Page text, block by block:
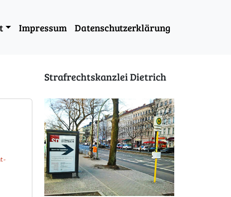
Impressum Datenschutzerklärung
-
Strafrechtskanzlei Dietrich